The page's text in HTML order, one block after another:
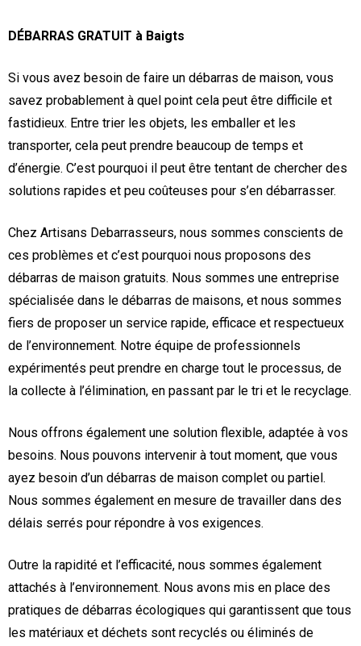
DÉBARRAS GRATUIT à Baigts
Si vous avez besoin de faire un débarras de maison, vous
savez probablement à quel point cela peut être difficile et
fastidieux. Entre trier les objets, les emballer et les
transporter, cela peut prendre beaucoup de temps et
d’énergie. C’est pourquoi il peut être tentant de chercher des
solutions rapides et peu coûteuses pour s’en débarrasser.
Chez Artisans Debarrasseurs, nous sommes conscients de
ces problèmes et c’est pourquoi nous proposons des
débarras de maison gratuits. Nous sommes une entreprise
spécialisée dans le débarras de maisons, et nous sommes
fiers de proposer un service rapide, efficace et respectueux
de l’environnement. Notre équipe de professionnels
expérimentés peut prendre en charge tout le processus, de
la collecte à l’élimination, en passant par le tri et le recyclage.
Nous offrons également une solution flexible, adaptée à vos
besoins. Nous pouvons intervenir à tout moment, que vous
ayez besoin d’un débarras de maison complet ou partiel.
Nous sommes également en mesure de travailler dans des
délais serrés pour répondre à vos exigences.
Outre la rapidité et l’efficacité, nous sommes également
attachés à l’environnement. Nous avons mis en place des
pratiques de débarras écologiques qui garantissent que tous
les matériaux et déchets sont recyclés ou éliminés de